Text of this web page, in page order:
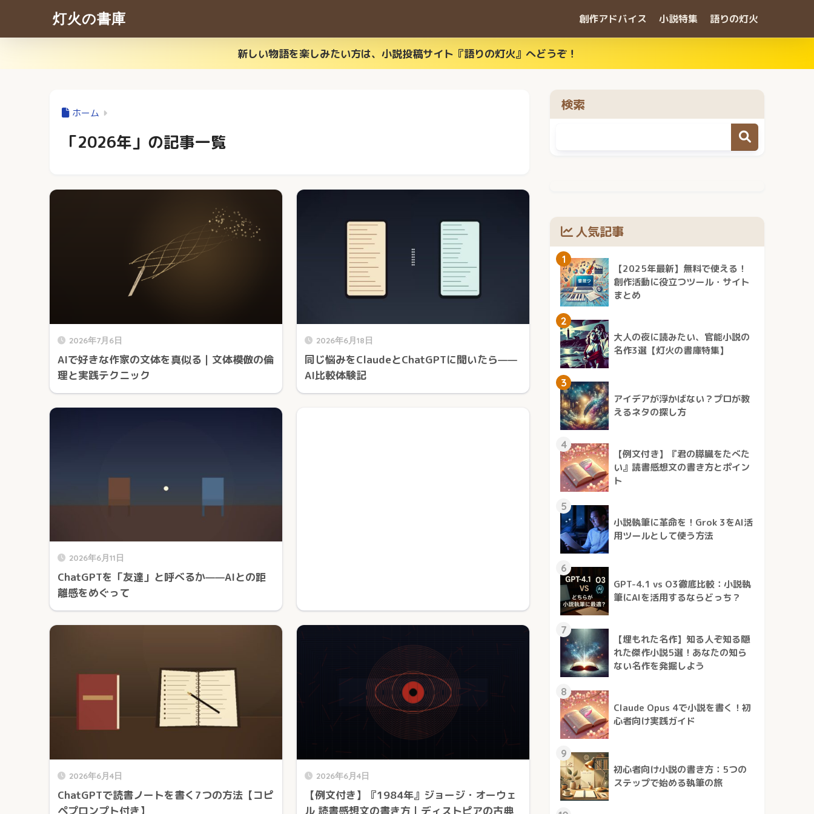
灯火の書庫 創作アドバイス 小説特集 語りの灯火
新しい物語を楽しみたい方は、小説投稿サイト『語りの灯火』へどうぞ！
ホーム
「2026年」の記事一覧
2026年7月6日
AIで好きな作家の文体を真似る｜文体模倣の倫
理と実践テクニック
2026年6月18日
同じ悩みをClaudeとChatGPTに聞いたら——
AI比較体験記
2026年6月11日
ChatGPTを「友達」と呼べるか——AIとの距
離感をめぐって
2026年6月4日
ChatGPTで読書ノートを書く7つの方法【コピ
ペプロンプト付き】
2026年6月4日
【例文付き】『1984年』ジョージ・オーウェ
ル 読書感想文の書き方｜ディストピアの古典
検索
人気記事
1
【2025年最新】無料で使える！
創作活動に役立つツール・サイト
まとめ
2
大人の夜に読みたい、官能小説の
名作3選【灯火の書庫特集】
3
アイデアが浮かばない？プロが教
えるネタの探し方
4
【例文付き】『君の膵臓をたべた
い』読書感想文の書き方とポイン
ト
5
小説執筆に革命を！Grok 3をAI活
用ツールとして使う方法
6
GPT-4.1 vs O3徹底比較：小説執
筆にAIを活用するならどっち？
7
【埋もれた名作】知る人ぞ知る隠
れた傑作小説5選！あなたの知ら
ない名作を発掘しよう
8
Claude Opus 4で小説を書く！初
心者向け実践ガイド
9
初心者向け小説の書き方：5つの
ステップで始める執筆の旅